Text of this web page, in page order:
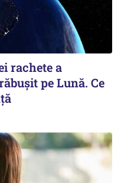
rachete a
pe Lună. Ce